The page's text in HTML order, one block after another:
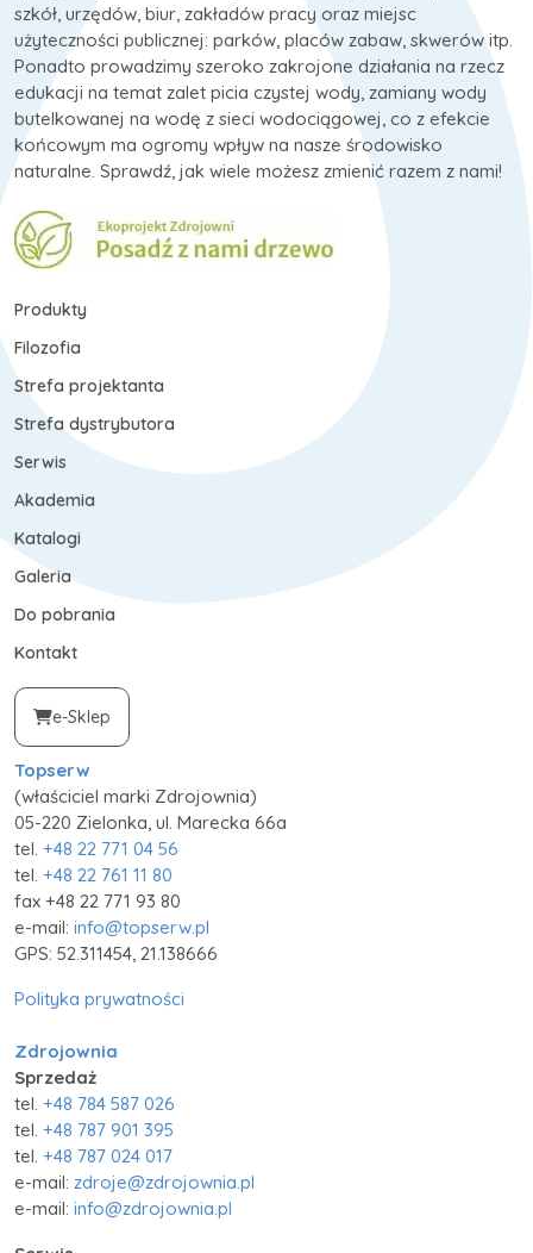
szkół, urzędów, biur, zakładów pracy oraz miejsc
użyteczności publicznej: parków, placów zabaw, skwerów itp.
Ponadto prowadzimy szeroko zakrojone działania na rzecz
edukacji na temat zalet picia czystej wody, zamiany wody
butelkowanej na wodę z sieci wodociągowej, co z efekcie
końcowym ma ogromy wpływ na nasze środowisko
naturalne. Sprawdź, jak wiele możesz zmienić razem z nami!
Produkty
Filozofia
Strefa projektanta
Strefa dystrybutora
Serwis
Akademia
Katalogi
Galeria
Do pobrania
Kontakt
e-Sklep
Topserw
(właściciel marki Zdrojownia)
05-220 Zielonka, ul. Marecka 66a
tel. +48 22 771 04 56
tel. +48 22 761 11 80
fax +48 22 771 93 80
e-mail: info@topserw.pl
GPS: 52.311454, 21.138666
Polityka prywatności
Zdrojownia
Sprzedaż
tel. +48 784 587 026
tel. +48 787 901 395
tel. +48 787 024 017
e-mail: zdroje@zdrojownia.pl
e-mail: info@zdrojownia.pl